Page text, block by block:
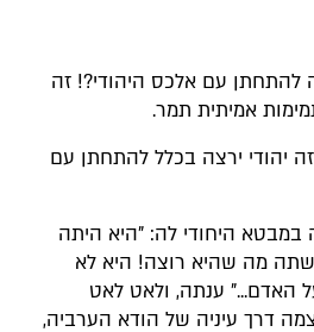
להתחתן עם אלכס היהודי?! זה
אמיתית תמר.
יהודי ירצה בכלל להתחתן עם
במבטא היחודי לה: "היא היתה
מה שהיא רוצה! היא לא
האדם..." ענתה, ולאט לאט
דרך עיניה של הודא הערביה,